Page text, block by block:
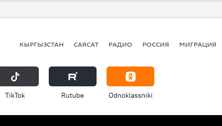
КЫРГЫЗСТАН САЯСАТ РАДИО РОССИЯ МИГРАЦИЯ
ТikТоk Rutube Odnoklassniki